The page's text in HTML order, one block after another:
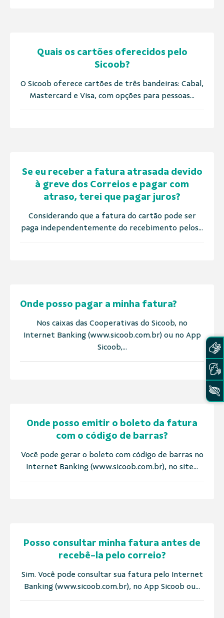
Quais os cartões oferecidos pelo
Sicoob?
O Sicoob oferece cartões de três bandeiras: Cabal,
Mastercard e Visa, com opções para pessoas...
Se eu receber a fatura atrasada devido
à greve dos Correios e pagar com
atraso, terei que pagar juros?
Considerando que a fatura do cartão pode ser
paga independentemente do recebimento pelos...
Onde posso pagar a minha fatura?
Nos caixas das Cooperativas do Sicoob, no
Internet Banking (www.sicoob.com.br) ou no App
Sicoob,...
Onde posso emitir o boleto da fatura
com o código de barras?
Você pode gerar o boleto com código de barras no
Internet Banking (www.sicoob.com.br), no site...
Posso consultar minha fatura antes de
recebê-la pelo correio?
Sim. Você pode consultar sua fatura pelo Internet
Banking (www.sicoob.com.br), no App Sicoob ou...